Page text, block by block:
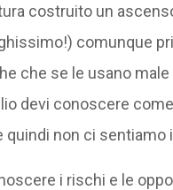
costruito un
comunque
che se le usano
devi conoscere
non ci sentiamo
i rischi e le